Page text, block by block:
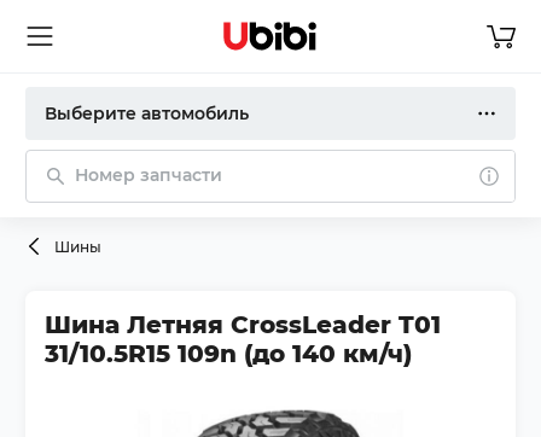
Выберите автомобиль
Номер запчасти
Шины
Шина Летняя CrossLeader T01
31/10.5R15 109n (до 140 км/ч)